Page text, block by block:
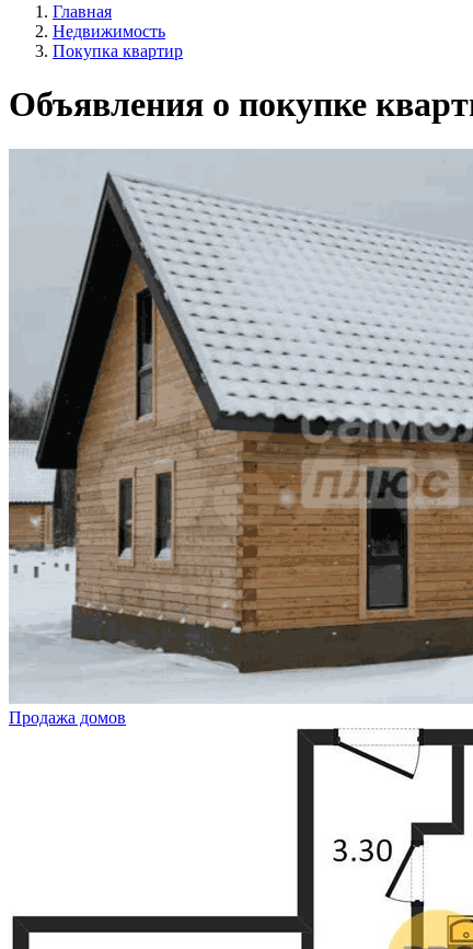
Главная
Недвижимость
Покупка квартир
Объявления о покупке
Продажа домов